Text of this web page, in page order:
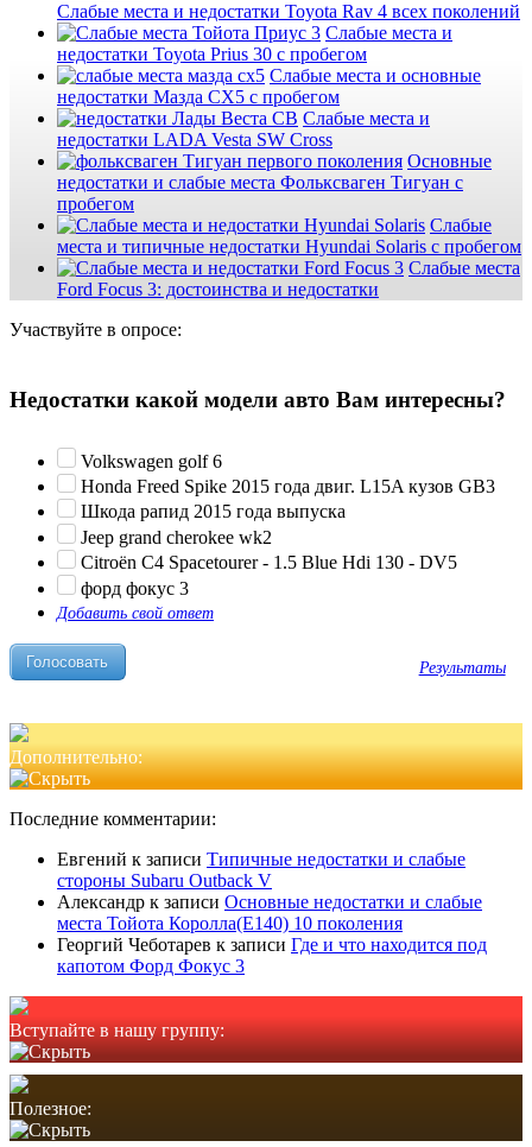
Слабые места и недостатки Toyota Rav 4 всех поколений
Слабые места и
недостатки Toyota Prius 30 с пробегом
Слабые места и основные
недостатки Мазда СХ5 с пробегом
Слабые места и
недостатки LADA Vesta SW Cross
Основные
недостатки и слабые места Фольксваген Тигуан с
пробегом
Слабые
места и типичные недостатки Hyundai Solaris с пробегом
Слабые места
Ford Focus 3: достоинства и недостатки
Участвуйте в опросе:
Недостатки какой модели авто Вам интересны?
Volkswagen golf 6
Honda Freed Spike 2015 года двиг. L15A кузов GB3
Шкода рапид 2015 года выпуска
Jeep grand cherokee wk2
Citroën C4 Spacetourer - 1.5 Blue Hdi 130 - DV5
форд фокус 3
Добавить свой ответ
Результаты
Дополнительно:
Последние комментарии:
Евгений к записи Типичные недостатки и слабые
стороны Subaru Outback V
Александр к записи Основные недостатки и слабые
места Тойота Королла(Е140) 10 поколения
Георгий Чеботарев к записи Где и что находится под
капотом Форд Фокус 3
Вступайте в нашу группу:
Полезное: